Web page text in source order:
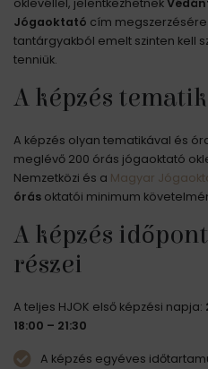
oklevéllel, jelentkezhetnek
Jógaoktató cím megszerzésére
tantárgyakból emelt szinten kell
tenniük.
A képzés
A képzés olyan tematikával és
meglévő 200 órás jógaoktató
Nemzetközi és a Magyar
órás oktatói minimum
A képzés
részei
A teljes HJOK első képzési napja:
18:00 – 21:30
A képzés egyéves